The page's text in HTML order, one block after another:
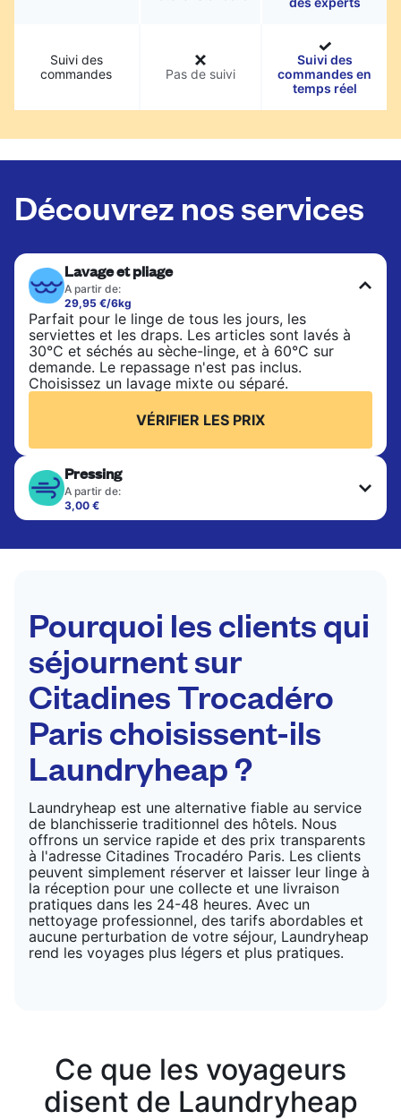
Suivi des
commandes
Pas de suivi
Suivi des
commandes en
temps réel
Découvrez nos services
Lavage et pliage
A partir de:
29,95 €/6kg
Parfait pour le linge de tous les jours, les
serviettes et les draps. Les articles sont lavés à
30°C et séchés au sèche-linge, et à 60°C sur
demande. Le repassage n'est pas inclus.
Choisissez un lavage mixte ou séparé.
VÉRIFIER LES PRIX
Pressing
A partir de:
3,00 €
Les articles délicats sont nettoyés à sec et finis
costumes, les robes, les manteaux et les tissus
VÉRIFIER LES PRIX
Pourquoi les clients qui
séjournent sur
Citadines Trocadéro
Paris choisissent-ils
Laundryheap ?
Laundryheap est une alternative fiable au service
de blanchisserie traditionnel des hôtels. Nous
offrons un service rapide et des prix transparents
à l'adresse Citadines Trocadéro Paris. Les clients
peuvent simplement réserver et laisser leur linge à
la réception pour une collecte et une livraison
pratiques dans les 24-48 heures. Avec un
nettoyage professionnel, des tarifs abordables et
aucune perturbation de votre séjour, Laundryheap
rend les voyages plus légers et plus pratiques.
Ce que les voyageurs
disent de Laundryheap